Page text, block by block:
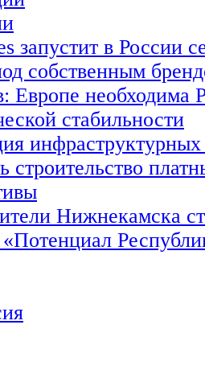
запустит в России
собственным
Европе необходима
стабильности
строительство
Нижнекамска